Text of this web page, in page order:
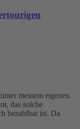
meinem eigenen
das solche
bezahlbar ist. Da